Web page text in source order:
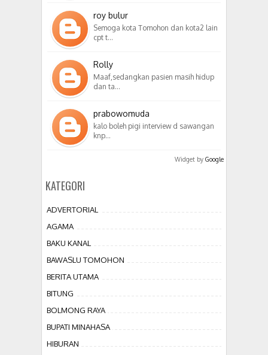
roy bulur
Semoga kota Tomohon dan kota2 lain
cpt t…
Rolly
Maaf,sedangkan pasien masih hidup
dan ta…
prabowomuda
kalo boleh pigi interview d sawangan
knp…
Widget by Google
KATEGORI
ADVERTORIAL
AGAMA
BAKU KANAL
BAWASLU TOMOHON
BERITA UTAMA
BITUNG
BOLMONG RAYA
BUPATI MINAHASA
HIBURAN